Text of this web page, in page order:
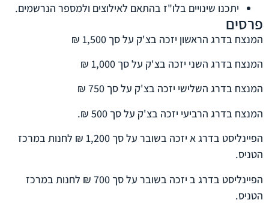
יתכנו שינויים בלו"ז בהתאם לאילוצים ולמספר הנרשמים.
פרסים
המנצח בדרג הראשון יזכה בצ'ק על סך 1,500 ₪
המנצח בדרג השני יזכה בצ'ק על סך 1,000 ₪
המנצח בדרג השלישי יזכה בצ'ק על סך 750 ₪
המנצח בדרג הרביעי יזכה בצ'ק על סך 500 ₪.
הפיינליסט בדרג א יזכה בשובר על סך 1,200 ₪ לחנות במרכז
הטניס.
הפיינליסט בדרג ב יזכה בשובר על סך 700 ₪ לחנות במרכז
הטניס.